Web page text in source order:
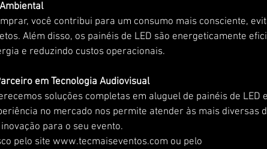
você contribui para um consumo mais consciente,
Além disso, os painéis de LED são energeticamente
e reduzindo custos operacionais.
em Tecnologia Audiovisual
soluções completas em aluguel de painéis de LED
no mercado nos permite atender às mais diversas
para o seu evento.
pelo site www.tecmaiseventos.com ou pelo